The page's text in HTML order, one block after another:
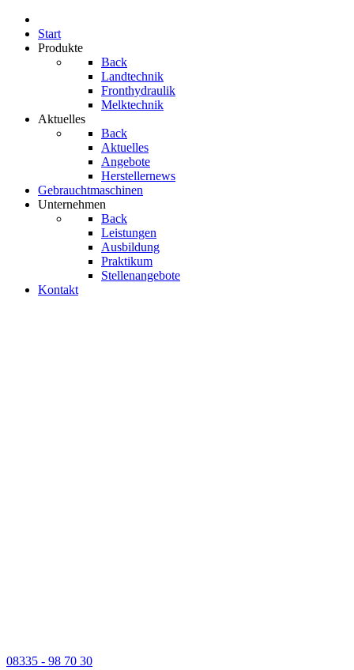
Start
Produkte
Back
Landtechnik
Fronthydraulik
Melktechnik
Aktuelles
Back
Aktuelles
Angebote
Herstellernews
Gebrauchtmaschinen
Unternehmen
Back
Leistungen
Ausbildung
Praktikum
Stellenangebote
Kontakt
08335 - 98 70 30